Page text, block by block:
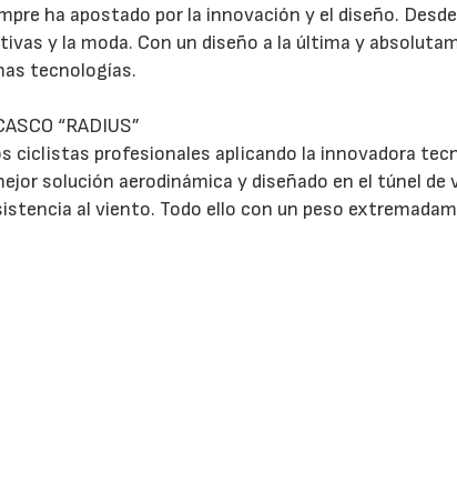
ha apostado por la innovación y el diseño.
y la moda. Con un diseño a la última y
tecnologías.
“RADIUS”
ciclistas profesionales aplicando la innovadora
solución aerodinámica y diseñado en el túnel de
al viento. Todo ello con un peso
23/07/2026 30/07/